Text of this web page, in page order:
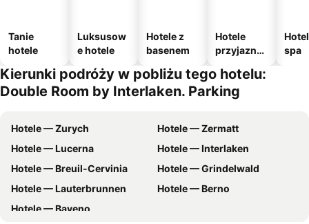
Tanie
hotele
Luksusow
e hotele
Hotele z
basenem
Hotele
przyjazne
m
spa
Kierunki podróży w pobliżu tego hotelu:
Double Room by Interlaken. Parking
Hotele — Zurych
Hotele — Zermatt
Hotele — Lucerna
Hotele — Interlaken
Hotele — Breuil-Cervinia
Hotele — Grindelwald
Hotele — Lauterbrunnen
Hotele — Berno
Hotele — Baveno